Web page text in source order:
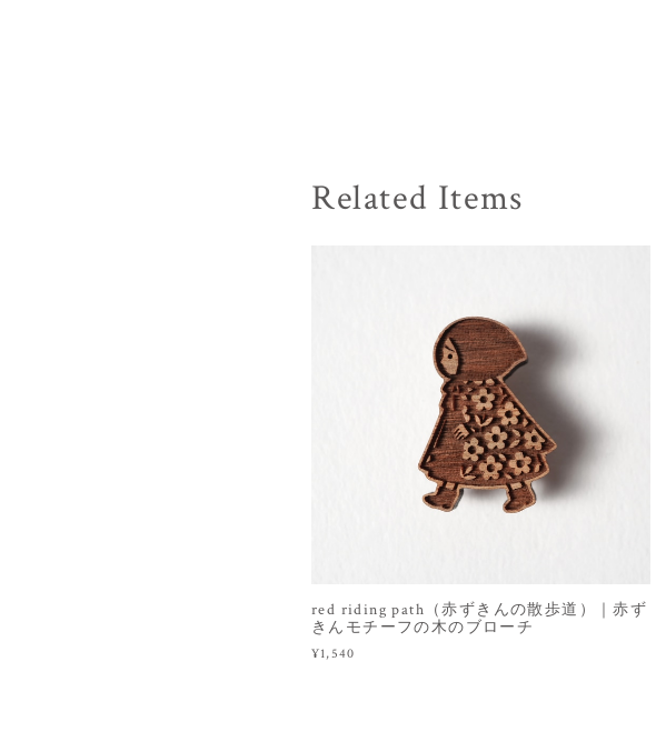
Related Items
red riding path（赤ずきんの散歩道）｜赤ず
きんモチーフの木のブローチ
¥1,540